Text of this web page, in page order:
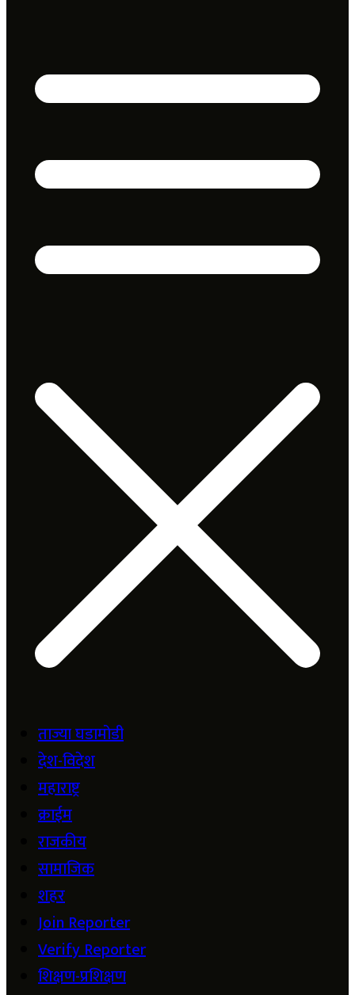
ताज्या घडामोडी
देश-विदेश
महाराष्ट्र
क्राईम
राजकीय
सामाजिक
शहर
Join Reporter
Verify Reporter
शिक्षण-प्रशिक्षण